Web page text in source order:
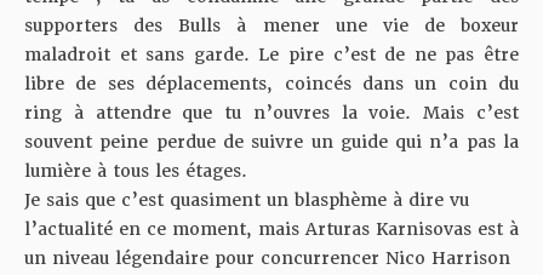
supporters des Bulls à mener une vie de boxeur
maladroit et sans garde. Le pire c’est de ne pas être
libre de ses déplacements, coincés dans un coin du
ring à attendre que tu n’ouvres la voie. Mais c’est
souvent peine perdue de suivre un guide qui n’a pas la
lumière à tous les étages.
Je sais que c’est quasiment un blasphème à dire vu
l’actualité en ce moment, mais Arturas Karnisovas est à
un niveau légendaire pour concurrencer Nico Harrison